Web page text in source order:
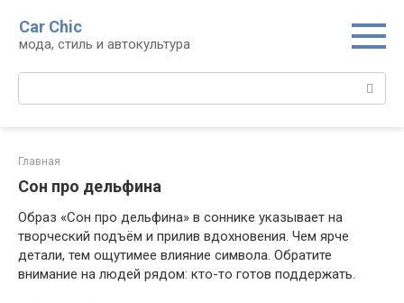
контенту
Car Chic
мода, стиль и автокультура
Поиск:
Главная
Сон про дельфина
Образ «Сон про дельфина» в соннике указывает на
творческий подъём и прилив вдохновения. Чем ярче
детали, тем ощутимее влияние символа. Обратите
внимание на людей рядом: кто-то готов поддержать.